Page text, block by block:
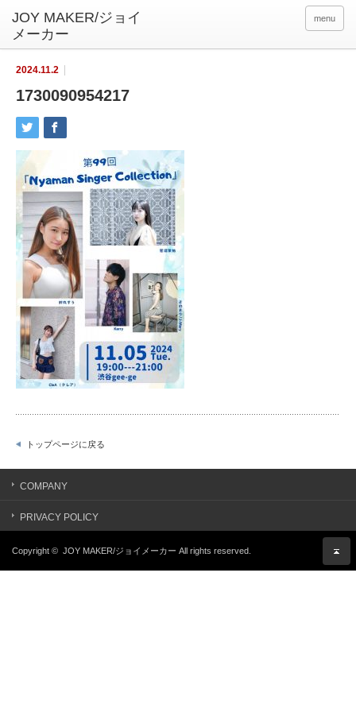
menu
2024.11.2
1730090954217
トップページに戻る
COMPANY
PRIVACY POLICY
Copyright © JOY MAKER/ジョイメーカー All rights reserved.